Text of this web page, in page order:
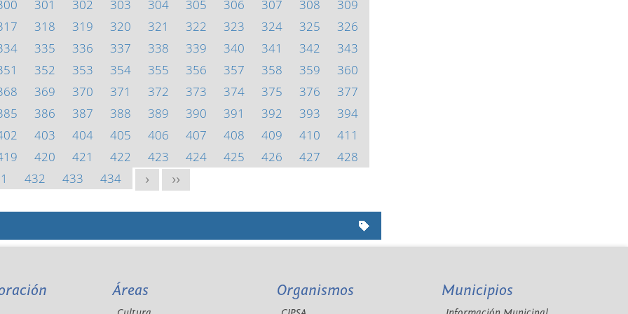
301 302 303 304 305 306 307 308
309
318 319 320 321 322 323 324 325
326
335 336 337 338 339 340 341 342
343
352 353 354 355 356 357 358 359
360
369 370 371 372 373 374 375 376
377
386 387 388 389 390 391 392 393
394
403 404 405 406 407 408 409 410
411
420 421 422 423 424 425 426 427
428
432 433 434 > >>
Áreas Organismos Municipios